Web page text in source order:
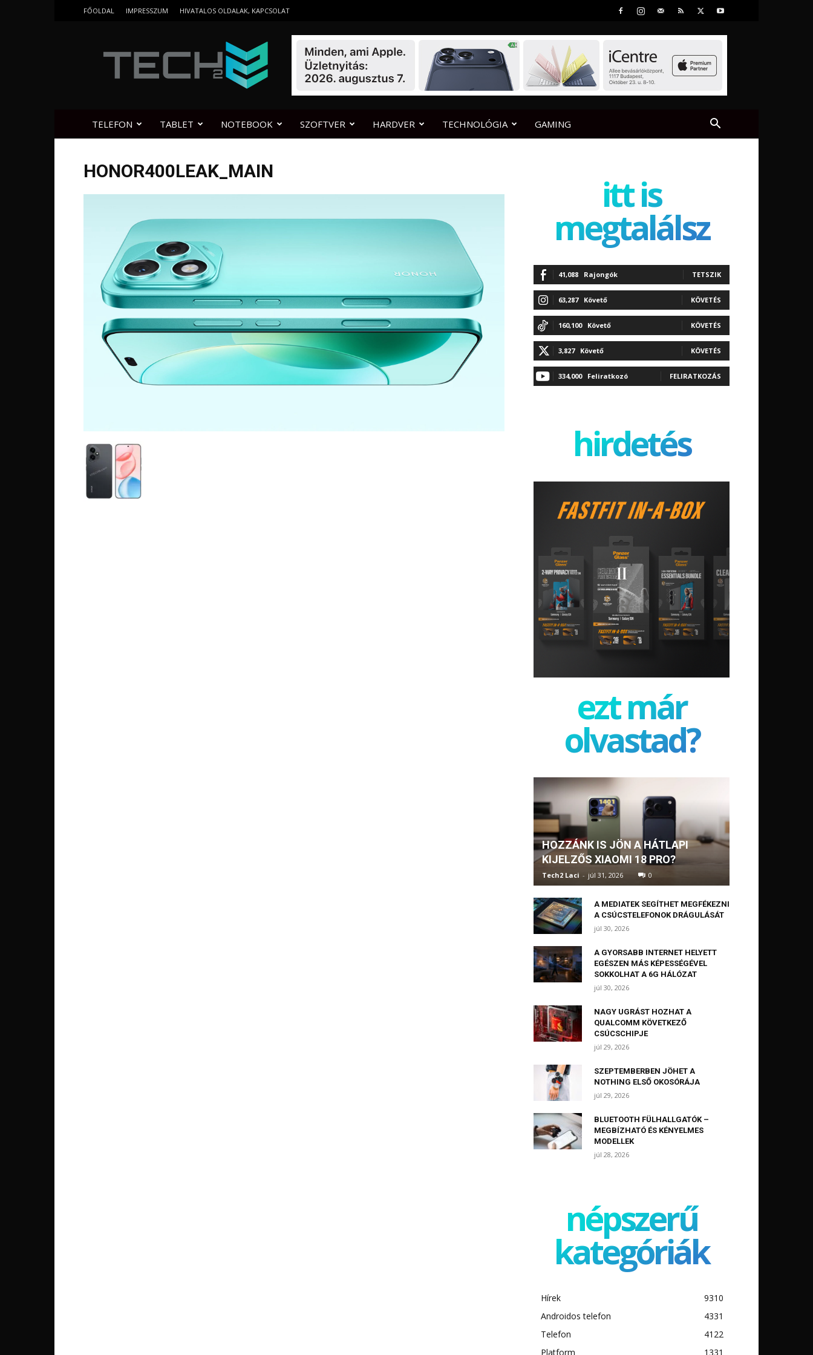
FŐOLDAL IMPRESSZUM HIVATALOS OLDALAK, KAPCSOLAT
TELEFON TABLET NOTEBOOK SZOFTVER HARDVER TECHNOLÓGIA GAMING
HONOR400LEAK_MAIN
itt is
megtalálsz
41,088 Rajongók TETSZIK
63,287 Követő KÖVETÉS
160,100 Követő KÖVETÉS
3,827 Követő KÖVETÉS
334,000 Feliratkozó FELIRATKOZÁS
hirdetés
ezt már
olvastad?
HOZZÁNK IS JÖN A HÁTLAPI
KIJELZŐS XIAOMI 18 PRO?
Tech2 Laci - júl 31, 2026 0
A MEDIATEK SEGÍTHET MEGFÉKEZNI
A CSÚCSTELEFONOK DRÁGULÁSÁT
júl 30, 2026
A GYORSABB INTERNET HELYETT
EGÉSZEN MÁS KÉPESSÉGÉVEL
SOKKOLHAT A 6G HÁLÓZAT
júl 30, 2026
NAGY UGRÁST HOZHAT A
QUALCOMM KÖVETKEZŐ
CSÚCSCHIPJE
júl 29, 2026
SZEPTEMBERBEN JÖHET A
NOTHING ELSŐ OKOSÓRÁJA
júl 29, 2026
BLUETOOTH FÜLHALLGATÓK –
MEGBÍZHATÓ ÉS KÉNYELMES
MODELLEK
júl 28, 2026
népszerű
kategóriák
Hírek
9310
Androidos telefon
4331
Telefon
4122
Platform
1331